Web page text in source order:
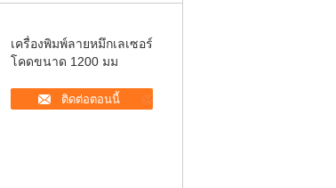
เครื่องพิมพ์ลายหมึกเลเซอร์
โคดขนาด 1200 มม
ติดต่อตอนนี้